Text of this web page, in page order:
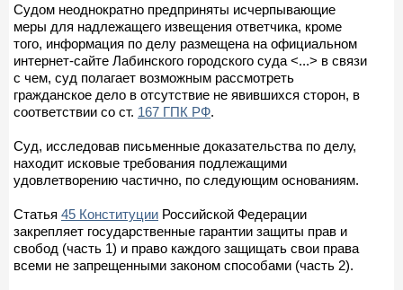
Судом неоднократно предприняты исчерпывающие
меры для надлежащего извещения ответчика, кроме
того, информация по делу размещена на официальном
интернет-сайте Лабинского городского суда <...> в связи
с чем, суд полагает возможным рассмотреть
гражданское дело в отсутствие не явившихся сторон, в
соответствии со ст. 167 ГПК РФ.
Суд, исследовав письменные доказательства по делу,
находит исковые требования подлежащими
удовлетворению частично, по следующим основаниям.
Статья 45 Конституции Российской Федерации
закрепляет государственные гарантии защиты прав и
свобод (часть 1) и право каждого защищать свои права
всеми не запрещенными законом способами (часть 2).